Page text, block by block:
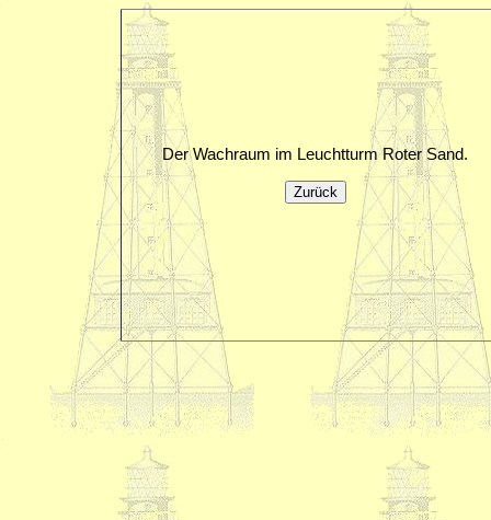
Der Wachraum im Leuchtturm Roter Sand.